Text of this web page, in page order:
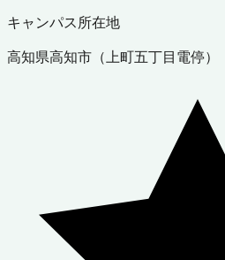
キャンパス所在地
高知県高知市 （上町五丁目電停）